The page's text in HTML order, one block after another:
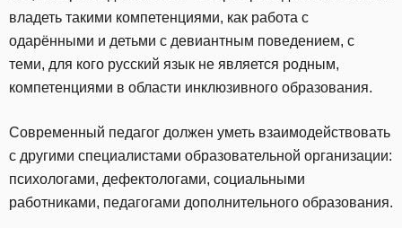
владеть такими компетенциями, как работа с
одарёнными и детьми с девиантным поведением, с
теми, для кого русский язык не является родным,
компетенциями в области инклюзивного образования.
Современный педагог должен уметь взаимодействовать
с другими специалистами образовательной организации:
психологами, дефектологами, социальными
работниками, педагогами дополнительного образования.